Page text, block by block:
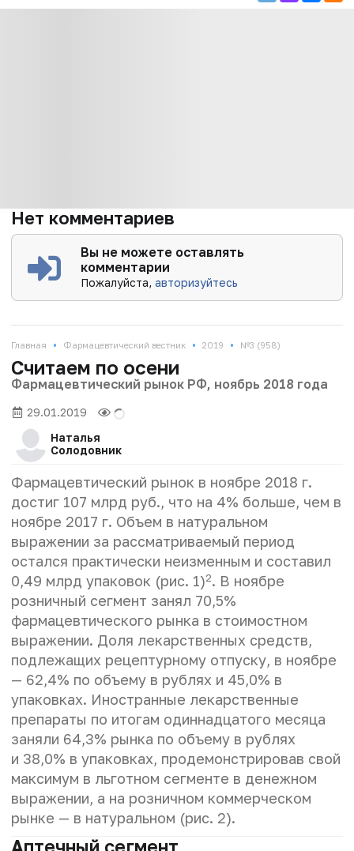
Нет комментариев
Вы не можете оставлять
комментарии
Пожалуйста,авторизуйтесь
Главная • Фармацевтический вестник • 2019 • №3 (958)
Считаем по осени
Фармацевтический рынок РФ, ноябрь 2018 года
29.01.2019
Наталья
Солодовник
Фармацевтический рынок в ноябре 2018 г.
достиг 107 млрд руб., что на 4% больше, чем в
ноябре 2017 г. Объем в натуральном
выражении за рассматриваемый период
остался практически неизменным и составил
0,49 млрд упаковок (рис. 1)2. В ноябре
розничный сегмент занял 70,5%
фармацевтического рынка в стоимостном
выражении. Доля лекарственных средств,
подлежащих рецептурному отпуску, в ноябре
— 62,4% по объему в рублях и 45,0% в
упаковках. Иностранные лекарственные
препараты по итогам одиннадцатого месяца
заняли 64,3% рынка по объему в рублях
и 38,0% в упаковках, продемонстрировав свой
максимум в льготном сегменте в денежном
выражении, а на розничном коммерческом
рынке — в натуральном (рис. 2).